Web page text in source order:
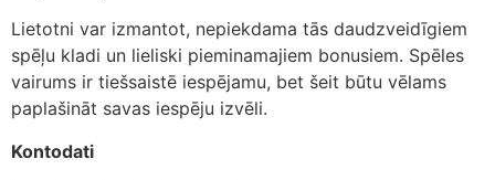
Lietotni var izmantot, nepiekdama tās daudzveidīgiem
spēļu kladi un lieliski pieminamajiem bonusiem. Spēles
vairums ir tiešsaistē iespējamu, bet šeit būtu vēlams
paplašināt savas iespēju izvēli.
Kontodati